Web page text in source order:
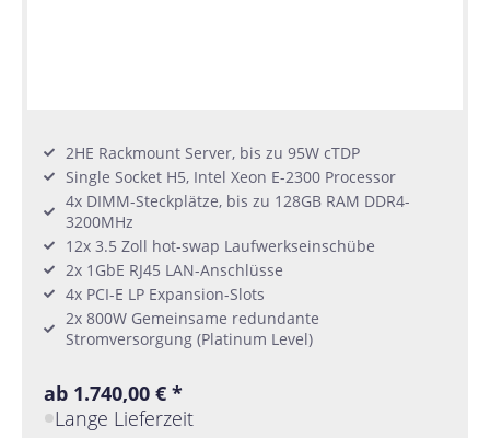
2HE Rackmount Server, bis zu 95W cTDP
Single Socket H5, Intel Xeon E-2300 Processor
4x DIMM-Steckplätze, bis zu 128GB RAM DDR4-
3200MHz
12x 3.5 Zoll hot-swap Laufwerkseinschübe
2x 1GbE RJ45 LAN-Anschlüsse
4x PCI-E LP Expansion-Slots
2x 800W Gemeinsame redundante
Stromversorgung (Platinum Level)
ab 1.740,00 € *
Lange Lieferzeit